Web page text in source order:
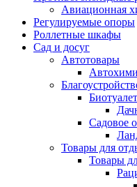
Авиационная
Регулируемые опоры
Роллетные шкафы
Сад и досуг
Автотовары
Садовое
Товары для
Товары